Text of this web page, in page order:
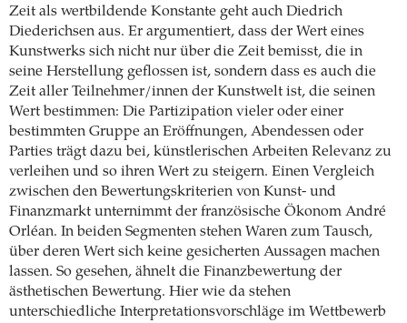
Zeit als wertbildende Konstante geht auch Diedrich
Diederichsen aus. Er argumentiert, dass der Wert eines
Kunstwerks sich nicht nur über die Zeit bemisst, die in
seine Herstellung geflossen ist, sondern dass es auch die
Zeit aller Teilnehmer/innen der Kunstwelt ist, die seinen
Wert bestimmen: Die Partizipation vieler oder einer
bestimmten Gruppe an Eröffnungen, Abendessen oder
Parties trägt dazu bei, künstlerischen Arbeiten Relevanz zu
verleihen und so ihren Wert zu steigern. Einen Vergleich
zwischen den Bewertungskriterien von Kunst- und
Finanzmarkt unternimmt der französische Ökonom André
Orléan. In beiden Segmenten stehen Waren zum Tausch,
über deren Wert sich keine gesicherten Aussagen machen
lassen. So gesehen, ähnelt die Finanzbewertung der
ästhetischen Bewertung. Hier wie da stehen
unterschiedliche Interpretationsvorschläge im Wettbewerb